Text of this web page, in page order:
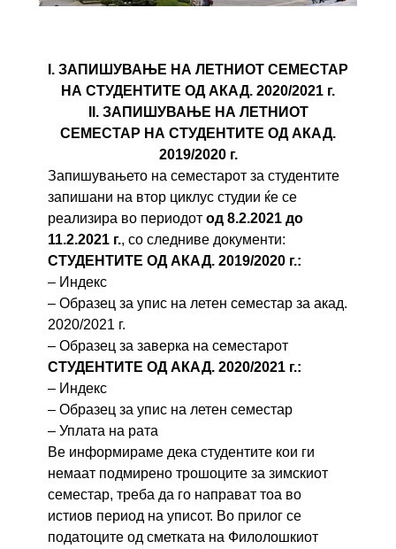
I. ЗАПИШУВАЊЕ НА ЛЕТНИОТ СЕМЕСТАР
НА СТУДЕНТИТЕ ОД АКАД. 2020/2021 г.
II. ЗАПИШУВАЊЕ НА ЛЕТНИОТ
СЕМЕСТАР НА СТУДЕНТИТЕ ОД АКАД.
2019/2020 г.
Запишувањето на семестарот за студентите
запишани на втор циклус студии ќе се
реализира во периодот од 8.2.2021 до
11.2.2021 г., со следниве документи:
СТУДЕНТИТЕ ОД АКАД. 2019/2020 г.:
– Индекс
– Образец за упис на летен семестар за акад.
2020/2021 г.
– Образец за заверка на семестарот
СТУДЕНТИТЕ ОД АКАД. 2020/2021 г.:
– Индекс
– Образец за упис на летен семестар
– Уплата на рата
Ве информираме дека студентите кои ги
немаат подмирено трошоците за зимскиот
семестар, треба да го направат тоа во
истиов период на уписот. Во прилог се
податоците од сметката на Филолошкиот